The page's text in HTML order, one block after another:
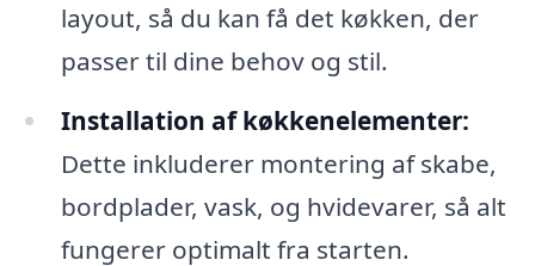
layout, så du kan få det køkken, der
passer til dine behov og stil.
Installation af køkkenelementer:
Dette inkluderer montering af skabe,
bordplader, vask, og hvidevarer, så alt
fungerer optimalt fra starten.